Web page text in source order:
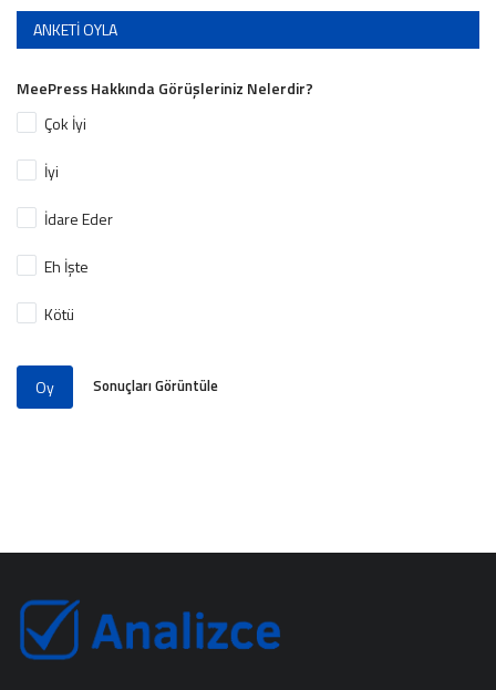
ANKETI OYLA
MeePress Hakkında Görüşleriniz Nelerdir?
Çok İyi
İyi
İdare Eder
Eh İşte
Kötü
Oy Sonuçları Görüntüle